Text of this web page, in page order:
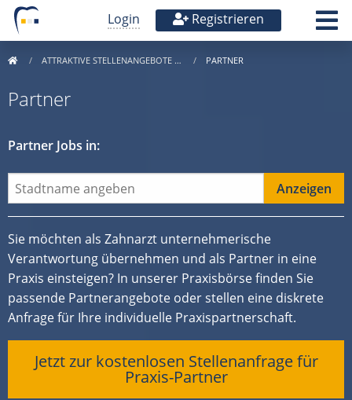
Login Registrieren
ATTRAKTIVE STELLENANGEBOTE … PARTNER
Partner
Partner Jobs in:
Sie möchten als Zahnarzt unternehmerische
Verantwortung übernehmen und als Partner in eine
Praxis einsteigen? In unserer Praxisbörse finden Sie
passende Partnerangebote oder stellen eine diskrete
Anfrage für Ihre individuelle Praxispartnerschaft.
Jetzt zur kostenlosen Stellenanfrage für
Praxis-Partner